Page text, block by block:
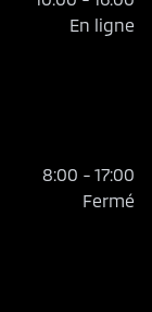
En ligne
8:00 - 17:00
Fermé